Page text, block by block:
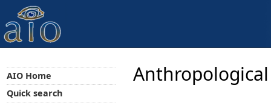
AIO Home
Quick search